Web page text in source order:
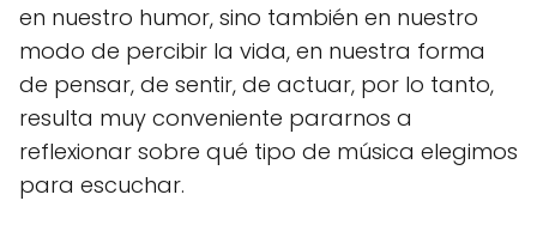
en nuestro humor, sino también en nuestro
modo de percibir la vida, en nuestra forma
de pensar, de sentir, de actuar, por lo tanto,
resulta muy conveniente pararnos a
reflexionar sobre qué tipo de música elegimos
para escuchar.